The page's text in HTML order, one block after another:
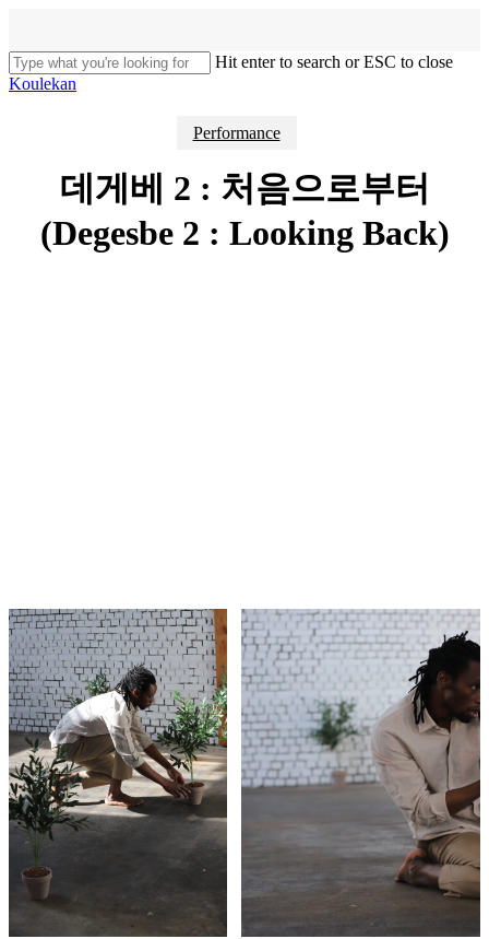
main
content
Hit enter to search or ESC to close
Close
Koulekan
Performance
데게베 2 : 처음으로부터
(Degesbe 2 : Looking Back)